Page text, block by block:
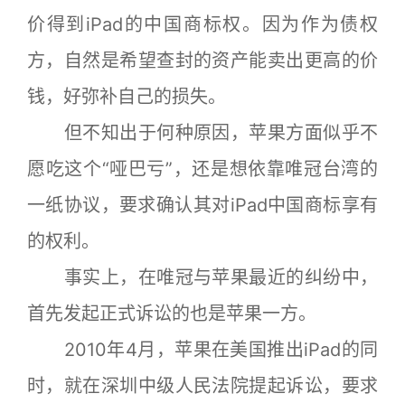
价得到iPad的中国商标权。因为作为债权
方，自然是希望查封的资产能卖出更高的价
钱，好弥补自己的损失。
但不知出于何种原因，苹果方面似乎不
愿吃这个“哑巴亏”，还是想依靠唯冠台湾的
一纸协议，要求确认其对iPad中国商标享有
的权利。
事实上，在唯冠与苹果最近的纠纷中，
首先发起正式诉讼的也是苹果一方。
2010年4月，苹果在美国推出iPad的同
时，就在深圳中级人民法院提起诉讼，要求